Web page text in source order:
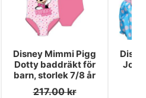
Disney Mimmi Pigg
Dotty baddräkt för
barn, storlek 7/8 år
217.00kr
Joy